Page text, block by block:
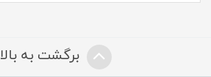
برگشت به بالا